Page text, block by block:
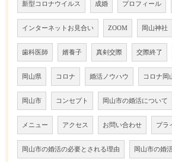
新型コロナウイルス 成婚 プロフィール
インターネットお見合い ZOOM 岡山神社
歯科医師 婿養子 真剣交際 交際終了
岡山県 コロナ 婚活ノウハウ コロナ岡
岡山市 コンセプト 岡山市の婚活について
メニュー アクセス お問い合わせ プラ
岡山市の婚活の必要とされる理由 岡山市の婚